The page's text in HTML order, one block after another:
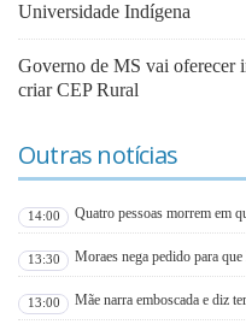
Universidade Indígena
Governo de MS vai oferecer
criar CEP Rural
Outras notícias
14:00 Quatro pessoas morrem em
13:30 Moraes nega pedido para
13:00 Mãe narra emboscada e diz